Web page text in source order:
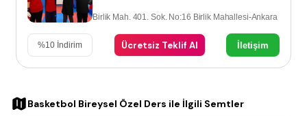
Birlik Mah. 401. Sok. No:16 Birlik Mahallesi-Ankara
%10 İndirim Ücretsiz Teklif Al İletişim
Basketbol Bireysel Özel Ders ile İlgili Semtler